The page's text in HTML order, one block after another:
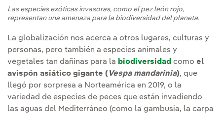
Las especies exóticas invasoras, como el pez león rojo,
representan una amenaza para la biodiversidad del planeta.
La globalización nos acerca a otros lugares, culturas y
personas, pero también a especies animales y
vegetales tan dañinas para la biodiversidad como el
avispón asiático gigante ( Vespa mandarinia), que
llegó por sorpresa a Norteamérica en 2019, o la
variedad de especies de peces que están invadiendo
las aguas del Mediterráneo (como la gambusia, la carpa